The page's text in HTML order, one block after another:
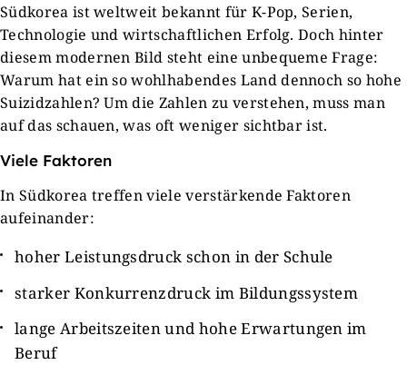
Südkorea ist weltweit bekannt für K-Pop, Serien,
Technologie und wirtschaftlichen Erfolg. Doch hinter
diesem modernen Bild steht eine unbequeme Frage:
Warum hat ein so wohlhabendes Land dennoch so hohe
Suizidzahlen? Um die Zahlen zu verstehen, muss man
auf das schauen, was oft weniger sichtbar ist.
Viele Faktoren
In Südkorea treffen viele verstärkende Faktoren
aufeinander:
hoher Leistungsdruck schon in der Schule
starker Konkurrenzdruck im Bildungssystem
lange Arbeitszeiten und hohe Erwartungen im
Beruf